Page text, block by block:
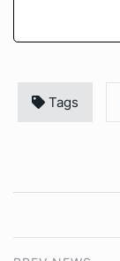
Tags